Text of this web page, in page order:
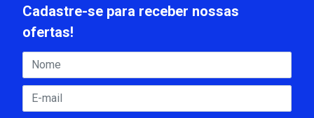
Cadastre-se para receber nossas
ofertas!